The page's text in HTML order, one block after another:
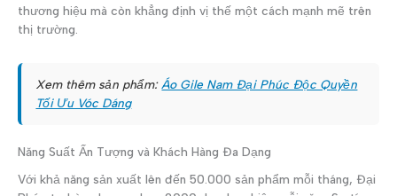
thương hiệu mà còn khẳng định vị thế một cách mạnh mẽ trên
thị trường.
Xem thêm sản phẩm: Áo Gile Nam Đại Phúc Độc Quyền
Tối Ưu Vóc Dáng
Năng Suất Ấn Tượng và Khách Hàng Đa Dạng
Với khả năng sản xuất lên đến 50.000 sản phẩm mỗi tháng, Đại